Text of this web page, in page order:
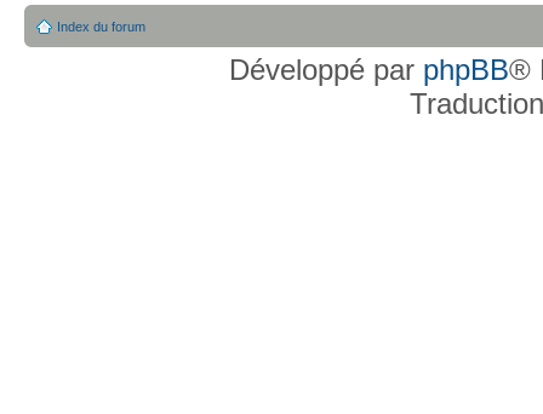
Index du forum
Développé par phpBB®